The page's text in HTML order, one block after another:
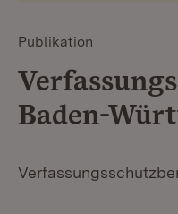
Publikation
Baden-